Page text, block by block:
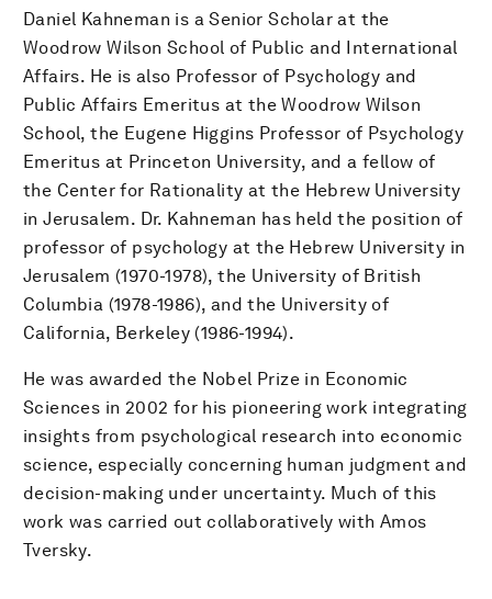
Daniel Kahneman is a Senior Scholar at the
Woodrow Wilson School of Public and International
Affairs. He is also Professor of Psychology and
Public Affairs Emeritus at the Woodrow Wilson
School, the Eugene Higgins Professor of Psychology
Emeritus at Princeton University, and a fellow of
the Center for Rationality at the Hebrew University
in Jerusalem. Dr. Kahneman has held the position of
professor of psychology at the Hebrew University in
Jerusalem (1970-1978), the University of British
Columbia (1978-1986), and the University of
California, Berkeley (1986-1994).
He was awarded the Nobel Prize in Economic
Sciences in 2002 for his pioneering work integrating
insights from psychological research into economic
science, especially concerning human judgment and
decision-making under uncertainty. Much of this
work was carried out collaboratively with Amos
Tversky.